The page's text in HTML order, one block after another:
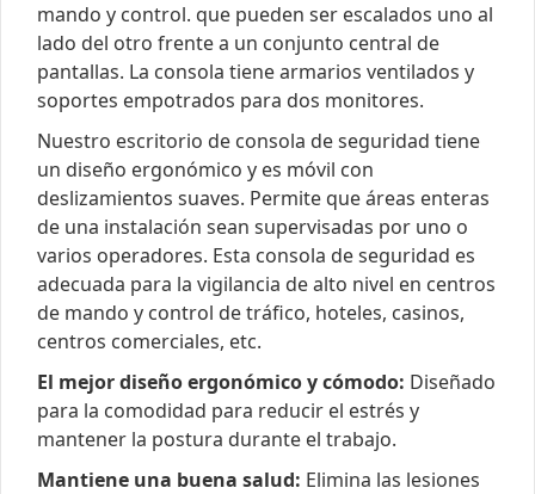
mando y control. que pueden ser escalados uno al
lado del otro frente a un conjunto central de
pantallas. La consola tiene armarios ventilados y
soportes empotrados para dos monitores.
Nuestro escritorio de consola de seguridad tiene
un diseño ergonómico y es móvil con
deslizamientos suaves. Permite que áreas enteras
de una instalación sean supervisadas por uno o
varios operadores. Esta consola de seguridad es
adecuada para la vigilancia de alto nivel en centros
de mando y control de tráfico, hoteles, casinos,
centros comerciales, etc.
El mejor diseño ergonómico y cómodo: Diseñado
para la comodidad para reducir el estrés y
mantener la postura durante el trabajo.
Mantiene una buena salud: Elimina las lesiones